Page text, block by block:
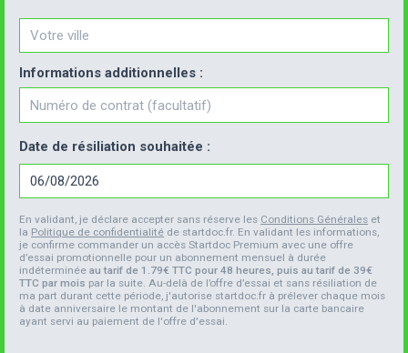
Informations additionnelles :
Date de résiliation souhaitée :
En validant, je déclare accepter sans réserve les Conditions Générales et
la Politique de confidentialité de startdoc.fr. En validant les informations,
je confirme commander un accès Startdoc Premium avec une offre
d’essai promotionnelle pour un abonnement mensuel à durée
indéterminéeau tarif de 1.79€ TTC pour 48 heures, puis au tarif de 39€
TTC par mois par la suite. Au-delà de l’offre d’essai et sans résiliation de
ma part durant cette période, j'autorise startdoc.fr à prélever chaque mois
à date anniversaire le montant de l'abonnement sur la carte bancaire
ayant servi au paiement de l'offre d'essai.